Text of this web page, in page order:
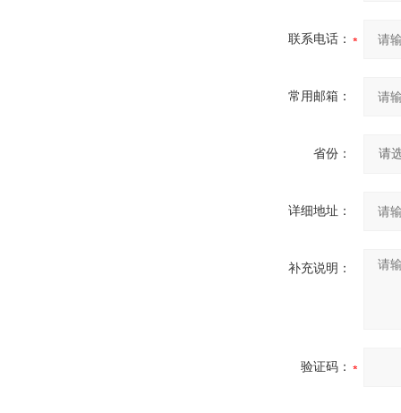
联系电话：
常用邮箱：
省份：
详细地址：
补充说明：
验证码：